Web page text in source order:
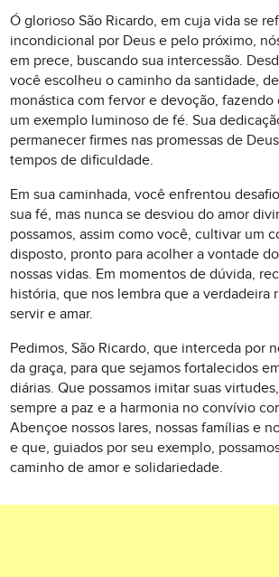
Ó glorioso São Ricardo, em cuja vida se
incondicional por Deus e pelo próximo,
em prece, buscando sua intercessão.
você escolheu o caminho da santidade,
monástica com fervor e devoção, fazendo
um exemplo luminoso de fé. Sua
permanecer firmes nas promessas de
tempos de dificuldade.
Em sua caminhada, você enfrentou
sua fé, mas nunca se desviou do amor
possamos, assim como você, cultivar um
disposto, pronto para acolher a vontade
nossas vidas. Em momentos de dúvida,
história, que nos lembra que a verdadeira
servir e amar.
Pedimos, São Ricardo, que interceda por
da graça, para que sejamos fortalecidos
diárias. Que possamos imitar suas
sempre a paz e a harmonia no convívio
Abençoe nossos lares, nossas famílias e
e que, guiados por seu exemplo,
caminho de amor e solidariedade.